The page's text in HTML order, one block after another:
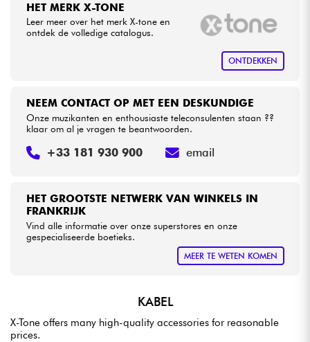
Sets
Bekijk onze merken
• Music TOULOUSE
HET MERK X-TONE
Leer meer over het merk X-tone en
ontdek de volledige catalogus.
ONTDEKKEN
HET GROOTSTE NETWERK VAN WINKELS IN
FRANKRIJK
Vind alle informatie over onze superstores en onze
gespecialiseerde boetieks.
MEER TE WETEN KOMEN
NEEM CONTACT OP MET EEN DESKUNDIGE
Onze muzikanten en enthousiaste teleconsulenten staan ??
klaar om al je vragen te beantwoorden.
+33 181 930 900 email
KABEL
X-Tone offers many high-quality accessories for reasonable
prices.